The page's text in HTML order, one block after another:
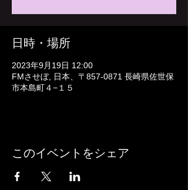
日時・場所
2023年9月19日 12:00
FMさせぼ, 日本、〒857-0871 長崎県佐世保
市本島町４−１５
このイベントをシェア